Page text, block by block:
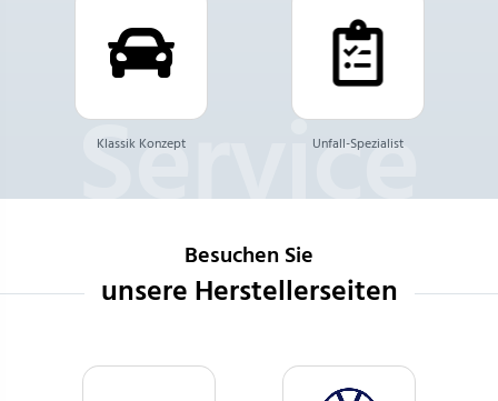
Klassik Konzept Unfall-Spezialist
Besuchen Sie
unsere Herstellerseiten